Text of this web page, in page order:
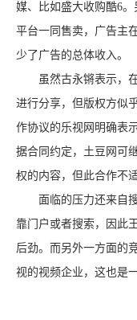
媒、比如盛大收购酷6
平台一同售卖，广告主
少了广告的总体收入。
虽然古永锵表示，在
进行分享，但版权方似
作协议的乐视网明确表
据合同约定，土豆网可
权的内容，但此合作不
面临的压力还来自搜
靠门户或者搜索，因此
后劲。而另外一方面的
视的视频企业，这也是